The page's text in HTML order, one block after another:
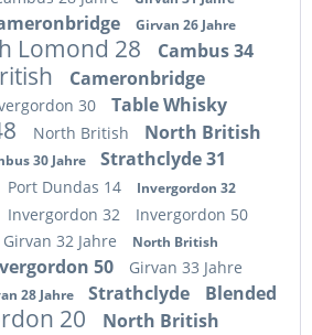
Girvan 26 Jahre
Lomond 28
Cambus 34
Cameronbridge
30 Table Whisky
North British
North British
30 Jahre Strathclyde 31
Port Dundas 14 Invergordon 32
Invergordon 32 Invergordon 50
Girvan 32 Jahre North British
50
Girvan 33 Jahre
28 Jahre Strathclyde
Blended
20 North British